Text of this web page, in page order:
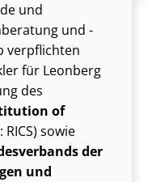
und
und -
verpflichten
für Leonberg
des
of
RICS) sowie
der
und